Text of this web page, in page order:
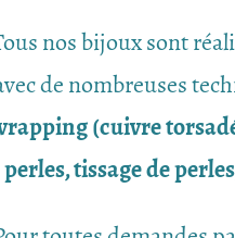
nos bijoux sont
de nombreuses
(cuivre
perles, tissage de